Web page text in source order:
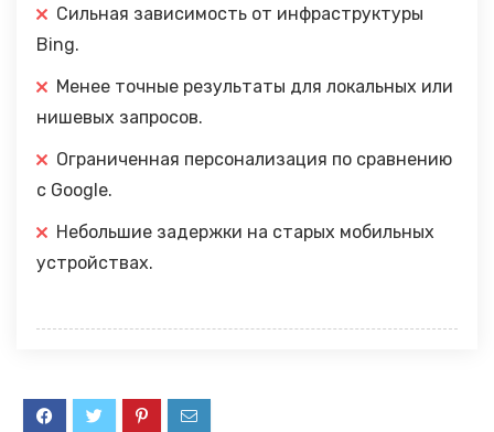
Сильная зависимость от инфраструктуры
Bing.
Менее точные результаты для локальных или
нишевых запросов.
Ограниченная персонализация по сравнению
с Google.
Небольшие задержки на старых мобильных
устройствах.